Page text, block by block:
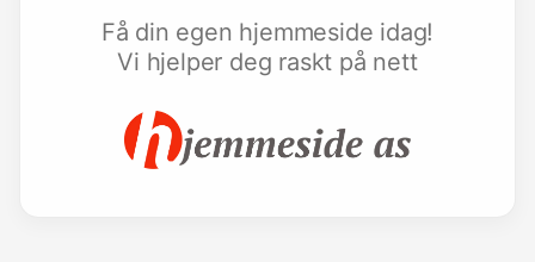
Få din egen hjemmeside idag!
Vi hjelper deg raskt på nett